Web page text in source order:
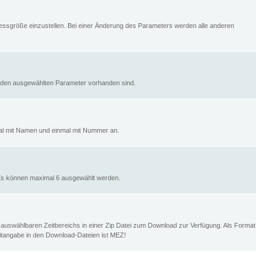
einzustellen. Bei einer Änderung des Parameters werden alle anderen
ausgewählten Parameter vorhanden sind.
mit Namen und einmal mit Nummer an.
können maximal 6 ausgewählt werden.
Zeitbereichs in einer Zip Datei zum Download zur Verfügung. Als Format
in den Download-Dateien ist MEZ!